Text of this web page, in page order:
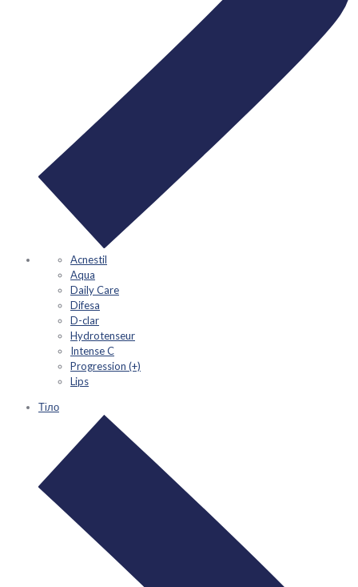
Acnestil
Aqua
Daily Care
Difesa
D-clar
Hydrotenseur
Intense C
Progression (+)
Lips
Тіло